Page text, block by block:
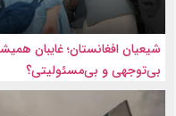
شیعیان افغانستان؛ غایبان
بی‌توجهی و بی‌مسئولیتی؟